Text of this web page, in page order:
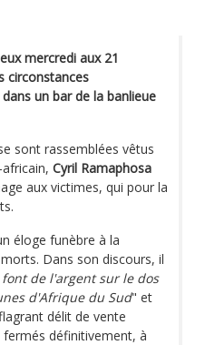
mercredi aux 21
circonstances
un bar de la banlieue
sont rassemblées vêtus
Cyril Ramaphosa
aux victimes, qui pour la
éloge funèbre à la
Dans son discours, il
de l'argent sur le dos
d'Afrique du Sud" et
délit de vente
définitivement, à